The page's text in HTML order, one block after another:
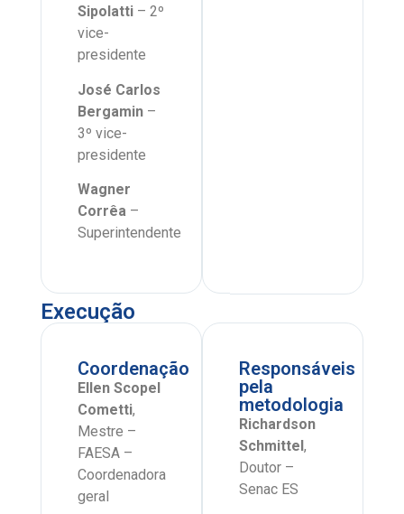
Sipolatti– 2º
vice-
presidente
José Carlos
Bergamin–
3º vice-
presidente
Wagner
Corrêa–
Superintendente
Execução
Coordenação
Ellen Scopel
Cometti,
Mestre –
FAESA –
Coordenadora
geral
Responsáveis
pela
metodologia
Richardson
Schmittel,
Doutor –
Senac ES